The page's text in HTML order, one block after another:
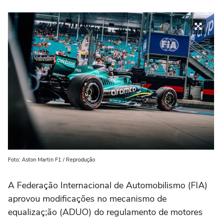
Foto: Aston Martin F1 / Reprodução
A Federação Internacional de Automobilismo (FIA)
aprovou modificações no mecanismo de
equalizaç;ão (ADUO) do regulamento de motores